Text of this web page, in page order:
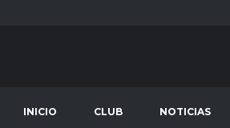
INICIO CLUB NOTICIAS